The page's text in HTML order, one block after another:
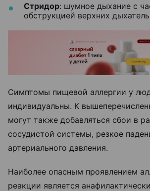
Стридор: шумное дыхание с
обструкцией верхних
Симптомы пищевой аллергии у
индивидуальны. К
могут также добавляться сбои в
сосудистой системы, резкое
артериального давления.
Наиболее опасным проявлением
реакции является